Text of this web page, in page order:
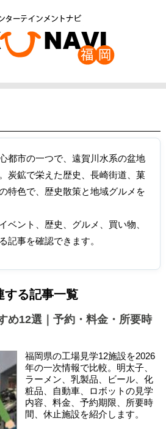
都市の一つで、遠賀川水系の盆地
炭鉱で栄えた歴史、長崎街道、菓
特色で、歴史散策と地域グルメを
ベント、歴史、グルメ、買い物、
記事を確認できます。
する記事一覧
め12選｜予約・料金・所要時
福岡県の工場見学12施設を2026
年の一次情報で比較。明太子、
ラーメン、乳製品、ビール、化
粧品、自動車、ロボットの見学
内容、料金、予約期限、所要時
間、休止施設を紹介します。